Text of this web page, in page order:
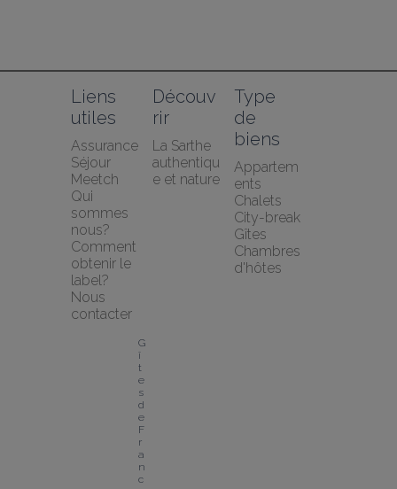
Liens
utiles
Assurance
Séjour
Meetch
Qui
sommes
nous?
Comment
obtenir le
label?
Nous
contacter
Découv
rir
La Sarthe
authentiqu
e et nature
Type
de
biens
Appartem
ents
Chalets
City-break
Gîtes
Chambres
d'hôtes
G
î
t
e
s
d
e
F
r
a
n
c